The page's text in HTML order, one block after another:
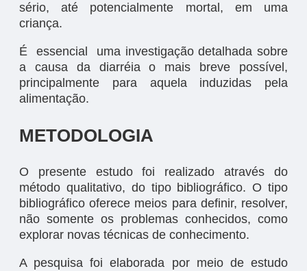
sério, até potencialmente mortal, em uma
criança.
É essencial uma investigação detalhada sobre
a causa da diarréia o mais breve possível,
principalmente para aquela induzidas pela
alimentação.
METODOLOGIA
O presente estudo foi realizado através do
método qualitativo, do tipo bibliográfico. O tipo
bibliográfico oferece meios para definir, resolver,
não somente os problemas conhecidos, como
explorar novas técnicas de conhecimento.
A pesquisa foi elaborada por meio de estudo